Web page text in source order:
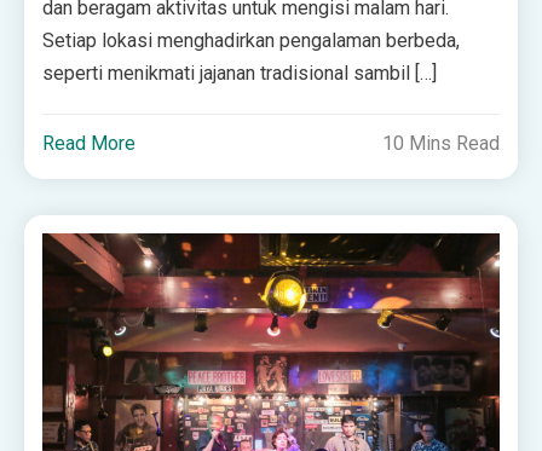
dan beragam aktivitas untuk mengisi malam hari.
Setiap lokasi menghadirkan pengalaman berbeda,
seperti menikmati jajanan tradisional sambil […]
Read More 10 Mins Read